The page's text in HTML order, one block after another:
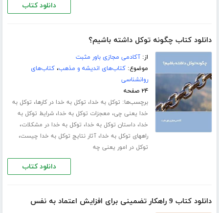
دانلود کتاب
دانلود کتاب چگونه توکل داشته باشیم؟
از:آکادمی مجازی باور مثبت
موضوع:کتاب‌های اندیشه و مذهب،کتاب‌های
روانشناسی
۲۴ صفحه
برچسب‌ها: توکل به خدا، توکل به خدا در کارها، توکل به
خدا یعنی چی، معجزات توکل به خدا،شرایط توکل به
خدا،داستان توکل به خدا، توکل به خدا در مشکلات،
راههای توکل به خدا،آثار نتایج توکل به خدا چیست،
توکل در امور یعنی چه
دانلود کتاب
دانلود کتاب 9 راهکار تضمینی برای افزایش اعتماد به نفس